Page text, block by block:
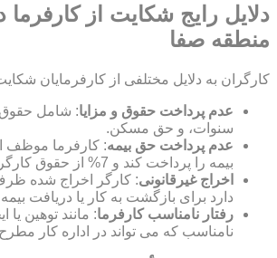
دلایل رایج شکایت از کارفرما
منطقه صفا
کارگران به دلایل مختلفی از کارفرمایان
عدم پرداخت حقوق و مزایا: شامل حقوق
سنوات، و حق مسکن.
عدم پرداخت حق بیمه
بیمه را پرداخت کند و 7% از حقوق کارگر کسر می شود.
اخراج غیرقانونی
دارد برای بازگشت به کار یا دریافت
رفتار نامناسب کارفرما: مانند توهین
نامناسب که می تواند در اداره کار